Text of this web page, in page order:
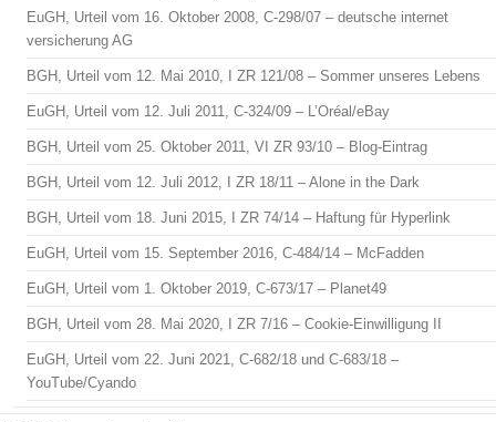
EuGH, Urteil vom 16. Oktober 2008, C-298/07 – deutsche internet
versicherung AG
BGH, Urteil vom 12. Mai 2010, I ZR 121/08 – Sommer unseres Lebens
EuGH, Urteil vom 12. Juli 2011, C-324/09 – L’Oréal/eBay
BGH, Urteil vom 25. Oktober 2011, VI ZR 93/10 – Blog-Eintrag
BGH, Urteil vom 12. Juli 2012, I ZR 18/11 – Alone in the Dark
BGH, Urteil vom 18. Juni 2015, I ZR 74/14 – Haftung für Hyperlink
EuGH, Urteil vom 15. September 2016, C-484/14 – McFadden
EuGH, Urteil vom 1. Oktober 2019, C-673/17 – Planet49
BGH, Urteil vom 28. Mai 2020, I ZR 7/16 – Cookie-Einwilligung II
EuGH, Urteil vom 22. Juni 2021, C-682/18 und C-683/18 –
YouTube/Cyando